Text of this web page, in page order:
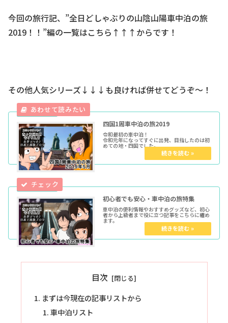
今回の旅行記、”全日どしゃぶりの山陰山陽車中泊の旅
2019！！”編の一覧はこちら↑↑↑からです！
その他人気シリーズ↓↓↓も良ければ併せてどうぞ～！
四国1周車中泊の旅2019
令和最初の車中泊！
令和元年になってすぐに出発、目指したのは初
めての地・四国でした。
初心者でも安心・車中泊の旅特集
車中泊の便利情報やおすすめグッズなど、初心
者から上級者まで役に立つ記事をこちらに纏め
ます。
目次
まずは今現在の記事リストから
車中泊リスト